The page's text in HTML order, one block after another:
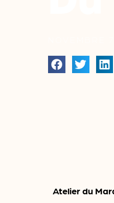
Atelier du